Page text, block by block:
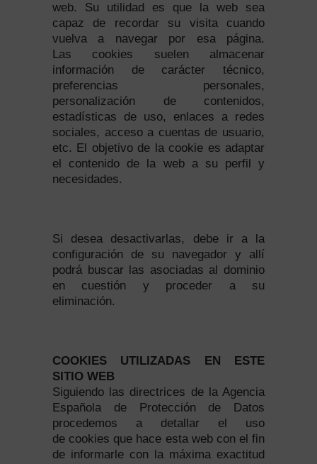
web. Su utilidad es que la web sea
capaz de recordar su visita cuando
vuelva a navegar por esa página.
Las cookies suelen almacenar
información de carácter técnico,
preferencias personales,
personalización de contenidos,
estadísticas de uso, enlaces a redes
sociales, acceso a cuentas de usuario,
etc. El objetivo de la cookie es adaptar
el contenido de la web a su perfil y
necesidades.
Si desea desactivarlas, debe ir a la
configuración de su navegador y allí
podrá buscar las asociadas al dominio
en cuestión y proceder a su
eliminación.
COOKIES UTILIZADAS EN ESTE
SITIO WEB
Siguiendo las directrices de la Agencia
Española de Protección de Datos
procedemos a detallar el uso
de cookies que hace esta web con el fin
de informarle con la máxima exactitud